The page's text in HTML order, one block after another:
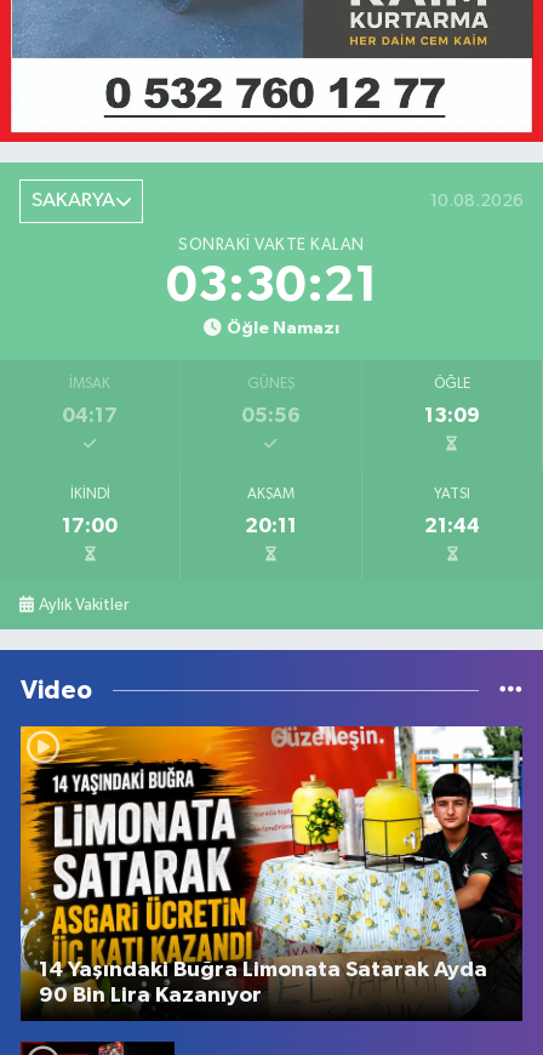
SAKARYA 10.08.2026
SONRAKI VAKTE KALAN
03:30:21
Öğle Namazı
İMSAK
04:17
GÜNEŞ
05:56
ÖĞLE
13:09
İKINDI
17:00
AKŞAM
20:11
YATSI
21:44
Aylık Vakitler
Video
14 Yaşındaki Buğra Limonata Satarak Ayda
90 Bin Lira Kazanıyor